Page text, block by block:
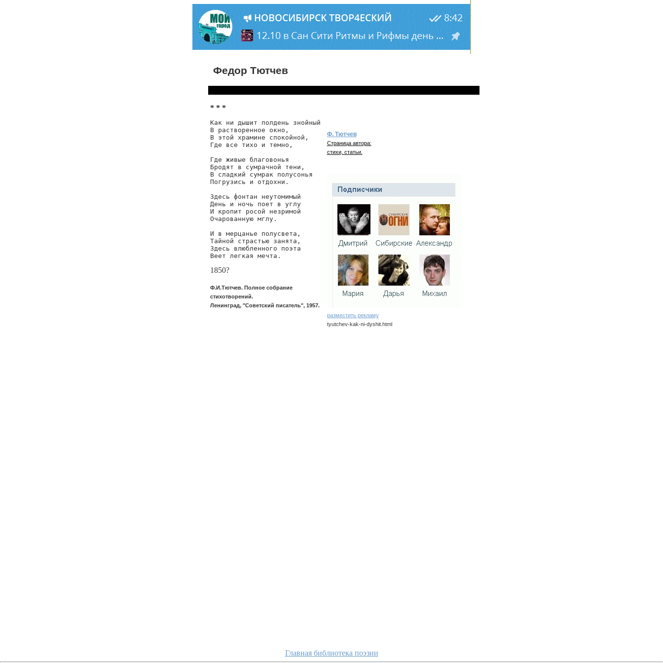
Федор Тютчев
* * *
Как ни дышит полдень знойный
В растворенное окно,
В этой храмине спокойной,
Где все тихо и темно,
Где живые благовонья
Бродят в сумрачной тени,
В сладкий сумрак полусонья
Погрузись и отдохни.
Здесь фонтан неутомимый
День и ночь поет в углу
И кропит росой незримой
Очарованную мглу.
И в мерцанье полусвета,
Тайной страстью занята,
Здесь влюбленного поэта
Веет легкая мечта.
1850?
Ф.И.Тютчев. Полное собрание
стихотворений.
Ленинград, "Советский писатель", 1957.
Ф. Тютчев
Страница автора:
стихи, статьи.
разместить рекламу
tyutchev-kak-ni-dyshit.html
Главная библиотека поэзии